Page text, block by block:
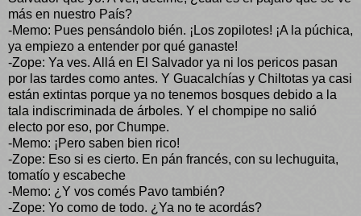
más en nuestro País?
-Memo: Pues pensándolo bién. ¡Los zopilotes! ¡A la púchica,
ya empiezo a entender por qué ganaste!
-Zope: Ya ves. Allá en El Salvador ya ni los pericos pasan
por las tardes como antes. Y Guacalchías y Chiltotas ya casi
están extintas porque ya no tenemos bosques debido a la
tala indiscriminada de árboles. Y el chompipe no salió
electo por eso, por Chumpe.
-Memo: ¡Pero saben bien rico!
-Zope: Eso si es cierto. En pán francés, con su lechuguita,
tomatío y escabeche
-Memo: ¿Y vos comés Pavo también?
-Zope: Yo como de todo. ¿Ya no te acordás?